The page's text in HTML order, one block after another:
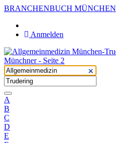
BRANCHENBUCH MÜNCHEN
Anmelden
A
B
C
D
E